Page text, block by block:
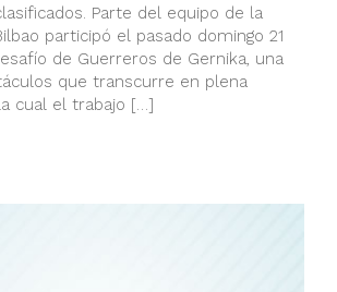
Parte del equipo de la
participó el pasado domingo 21
de Guerreros de Gernika, una
que transcurre en plena
cual el trabajo […]